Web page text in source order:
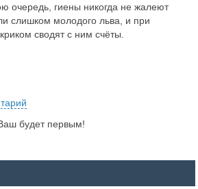
очередь, гиены никогда не жалеют
слишком молодого льва, и при
сводят с ним счёты.
будет первым!